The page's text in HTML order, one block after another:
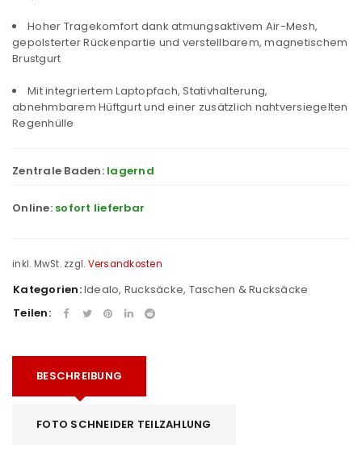
Hoher Tragekomfort dank atmungsaktivem Air-Mesh,
gepolsterter Rückenpartie und verstellbarem, magnetischem
Brustgurt
Mit integriertem Laptopfach, Stativhalterung,
abnehmbarem Hüftgurt und einer zusätzlich nahtversiegelten
Regenhülle
Zentrale Baden: lagernd
Online: sofort lieferbar
inkl. MwSt. zzgl. Versandkosten
Kategorien:Idealo, Rucksäcke, Taschen & Rucksäcke
Teilen:
BESCHREIBUNG
FOTO SCHNEIDER TEILZAHLUNG